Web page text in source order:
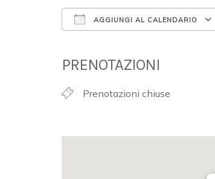
AGGIUNGI AL CALENDARIO
PRENOTAZIONI
Prenotazioni chiuse